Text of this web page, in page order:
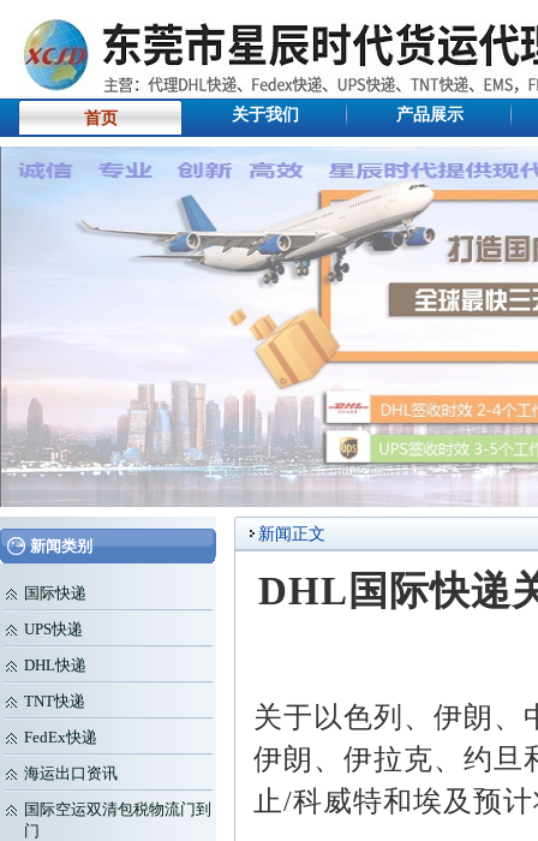
首页 关于我们 产品展示
新闻类别
国际快递
UPS快递
DHL快递
TNT快递
FedEx快递
海运出口资讯
国际空运双清包税物流门到
门
新闻正文
DHL国际快递
关于以色列、伊朗
伊朗、伊拉克、约旦
止/科威特和埃及预